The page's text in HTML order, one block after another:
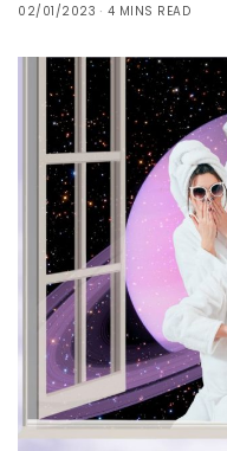
02/01/2023
4 MINS READ